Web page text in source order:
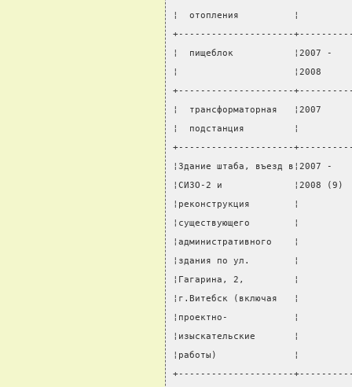
¦  отопления          ¦
+---------------------
¦  пищеблок
¦                     ¦2008
+---------------------
¦  трансформаторная
¦  подстанция         ¦
+---------------------
¦Здание штаба, въезд
¦СИЗО-2 и
¦реконструкция
¦существующего
¦административного
¦здания по ул.        ¦
¦Гагарина, 2,         ¦
¦г.Витебск (включая
¦проектно-            ¦
¦изыскательские
¦работы)              ¦
+---------------------